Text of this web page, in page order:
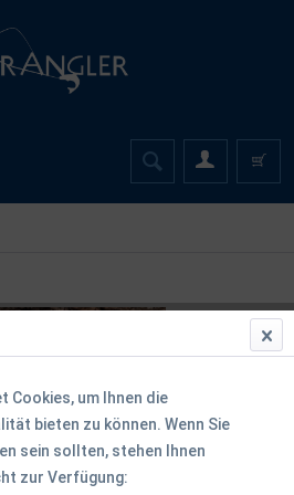
Cookies, um Ihnen die
bieten zu können. Wenn Sie
sein sollten, stehen Ihnen
zur Verfügung: